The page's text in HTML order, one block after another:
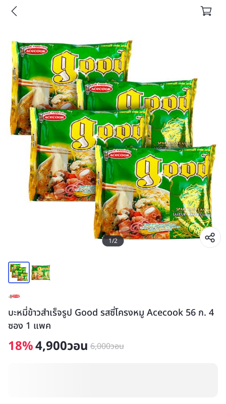
1/2
บะหมี่ข้าวสำเร็จรูป Good รสซี่โครงหมู Acecook 56 ก. 4
ซอง 1 แพค
18%4,900วอน 6,000วอน